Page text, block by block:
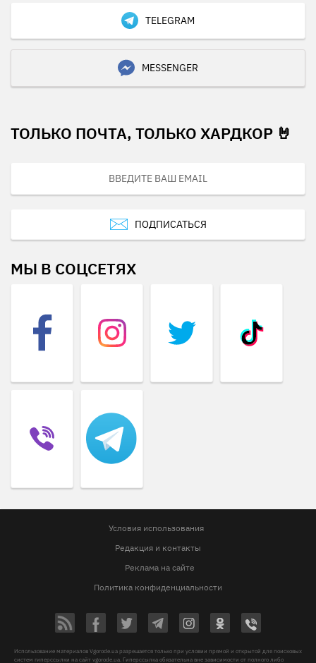
TELEGRAM
MESSENGER
ТОЛЬКО ПОЧТА, ТОЛЬКО ХАРДКОР 🤘
ПОДПИСАТЬСЯ
МЫ В СОЦСЕТЯХ
Условия использования
Редакция и контакты
Реклама на сайте
Политика конфиденциальности
Использование материалов Vgorode.ua разрешается только при условии прямой и открытой для поисковых
систем гиперссылки на сайт vgorode.ua. Гиперссылка обязательна вне зависимости от полного либо